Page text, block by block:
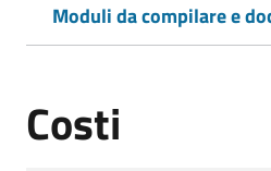
Moduli da compilare e
Costi